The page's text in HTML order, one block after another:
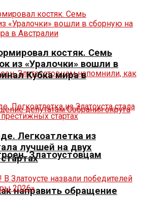
Златоустовцам
направить обращение
костяк. Семь
из «Уралочки» вошли в
Кубка мира в
Легкоатлетка из
лучшей на двух